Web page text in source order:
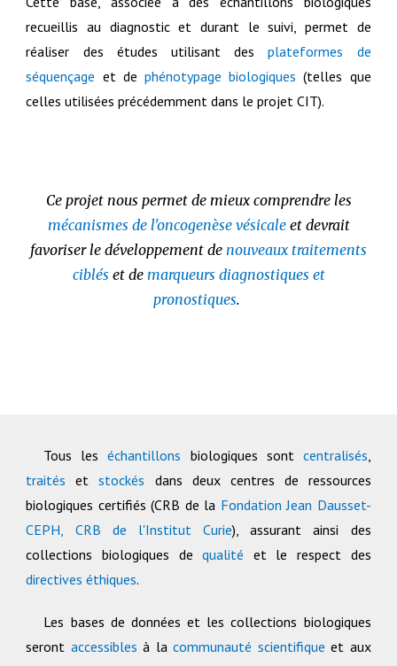
recueillis au diagnostic et durant le suivi, permet de
réaliser des études utilisant desplateformes de
séquençage et de phénotypage biologiques (telles que
celles utilisées précédemment dans le projet CIT).
Ce projet nous permet de mieux comprendre les
mécanismes de l'oncogenèse vésicaleet devrait
favoriser le développement de nouveaux traitements
ciblés et de marqueurs diagnostiques et
pronostiques.
Tous leséchantillons biologiques sont centralisés,
traitésetstockés dans deux centres de ressources
biologiques certifiés (CRB de la Fondation Jean Dausset-
CEPH,
CRB de l'Institut Curie), assurant ainsi des
collections biologiques dequalité et le respect des
directives éthiques.
Les bases de données et les collections biologiques
seront accessiblesà lacommunauté scientifique et aux